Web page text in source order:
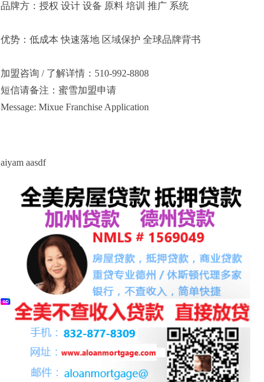
品牌方：授权 设计 设备 原料 培训 推广 系统
优势：低成本 快速落地 区域保护 全球品牌背书
加盟咨询 / 了解详情：510-992-8808
短信请备注：蜜雪加盟申请
Message: Mixue Franchise Application
aiyam aasdf